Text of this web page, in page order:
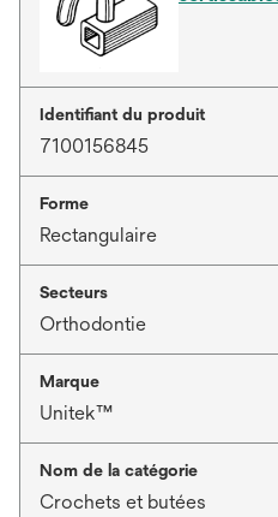
Identifiant du produit
7100156845
Forme
Rectangulaire
Secteurs
Orthodontie
Marque
Unitek™
Nom de la catégorie
Crochets et butées